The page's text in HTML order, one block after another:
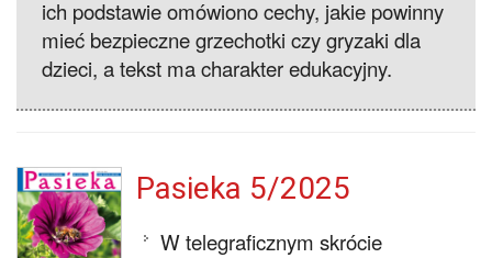
ich podstawie omówiono cechy, jakie powinny
mieć bezpieczne grzechotki czy gryzaki dla
dzieci, a tekst ma charakter edukacyjny.
Pasieka 5/2025
W telegraficznym skrócie